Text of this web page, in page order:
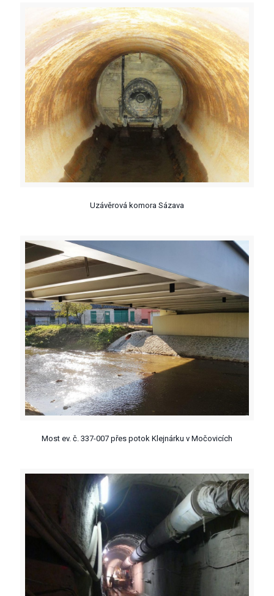
Uzávěrová komora Sázava
Most ev. č. 337-007 přes potok Klejnárku v Močovicích